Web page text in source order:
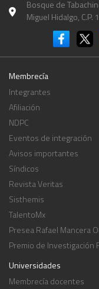
Bosque de
Miguel Hidalgo, C.P.
Membrecía
Integrantes
Afiliación
NDPC
Eventos de integración
Avisos importantes
Síndicos
Revista Veritas
Sisthemis
TalentoMx
Presea Rafael Mancera
Premio de Investigación
Universidades
Membrecía docentes